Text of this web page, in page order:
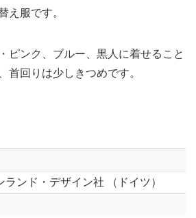
え服です。
ピンク、ブルー、黒人に着せること
首回りは少しきつめです。
ランド・デザイン社 （ドイツ）